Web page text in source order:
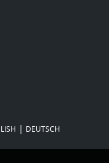
| DEUTSCH